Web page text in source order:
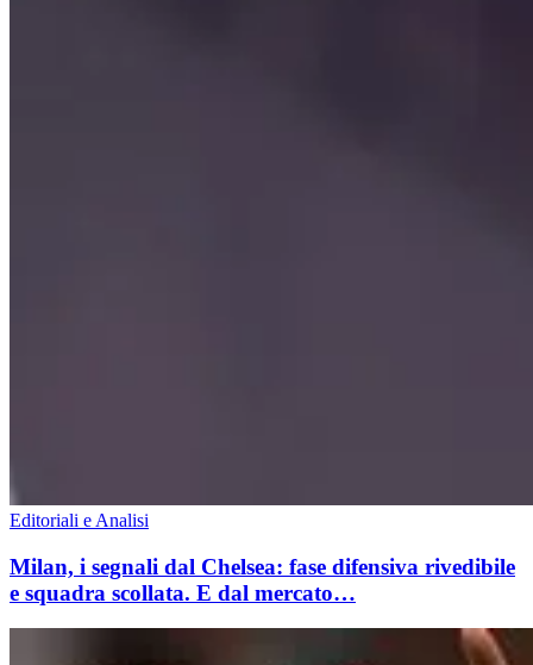
Editoriali e Analisi
Milan, i segnali dal Chelsea: fase difensiva rivedibile
e squadra scollata. E dal mercato…